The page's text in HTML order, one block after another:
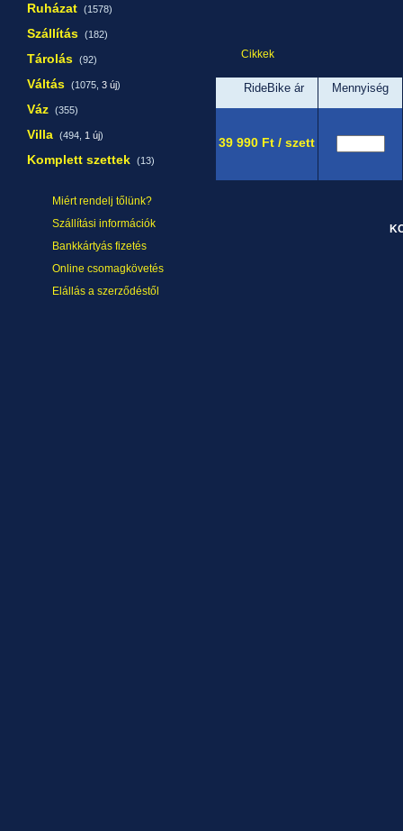
Ruházat (1578)
Szállítás (182)
Tárolás (92)
Váltás (1075, 3 új)
Váz (355)
Villa (494, 1 új)
Komplett szettek (13)
Miért rendelj tőlünk?
Szállítási információk
Bankkártyás fizetés
Online csomagkövetés
Elállás a szerződéstől
Cikkek
RideBike ár Mennyiség
39 990 Ft / szett